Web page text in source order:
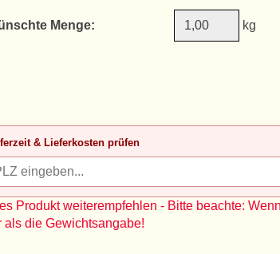
Menge: kg
& Lieferkosten prüfen
Produkt weiterempfehlen - Bitte beachte:
als die Gewichtsangabe!